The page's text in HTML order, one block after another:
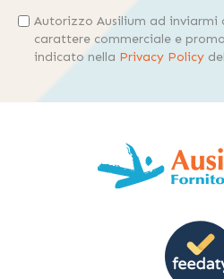
Autorizzo Ausilium ad inviarmi
carattere commerciale e
indicato nella Privacy Policy